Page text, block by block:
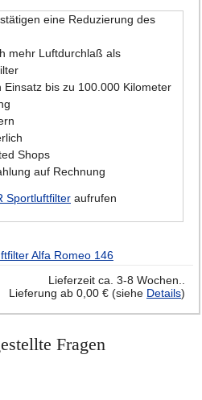
eine Reduzierung des
mehr Luftdurchlaß als
Einsatz bis zu 100.000 Kilometer
Shops
auf Rechnung
Sportluftfilter aufrufen
Alfa Romeo 146
Lieferzeit ca. 3-8 Wochen..
Lieferung ab 0,00 € (siehe Details)
Fragen